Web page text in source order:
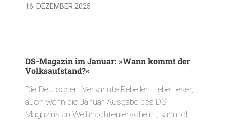
16. DEZEMBER 2025
DS-Magazin im Januar: »Wann kommt der
Volksaufstand?«
Die Deutschen: Verkannte Rebellen Liebe Leser,
auch wenn die Januar-Ausgabe des DS-
Magazins an Weihnachten erscheint, kann ich